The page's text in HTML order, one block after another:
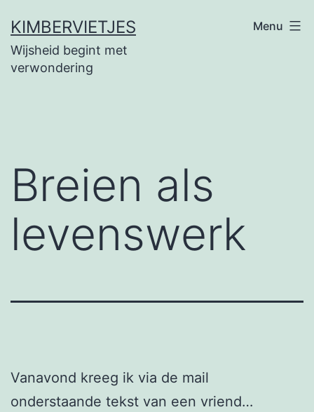
naar
de
KIMBERVIETJES
Wijsheid begint met
verwondering
Menu
Breien als
levenswerk
Vanavond kreeg ik via de mail
onderstaande tekst van een vriend…